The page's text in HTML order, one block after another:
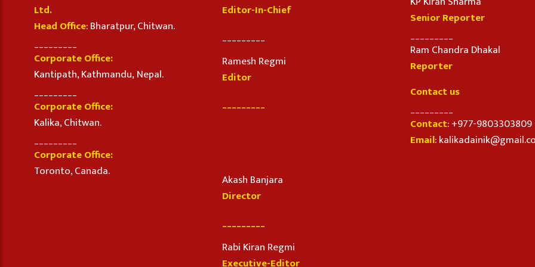
Ltd.
Head Office: Bharatpur, Chitwan.
Corporate Office:
Kantipath, Kathmandu, Nepal.
Corporate Office:
Kalika, Chitwan.
Corporate Office:
Toronto, Canada.
Editor-In-Chief
Ramesh Regmi
Editor
_________
Akash Banjara
Director
_________
Rabi Kiran Regmi
Executive-Editor
Senior Reporter
Ram Chandra Dhakal
Reporter
Contact us
Contact: +977-9803303809
Email: